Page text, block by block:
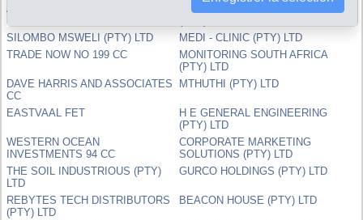
A L S DOZER HIRE RF (PTY) LTD
LA COURONNE INVESTMENTS
SILOMBO MSWELI (PTY) LTD
MEDI - CLINIC (PTY) LTD
TRADE NOW NO 199 CC
MONITORING SOUTH AFRICA
(PTY) LTD
DAVE HARRIS AND ASSOCIATES
CC
MTHUTHI (PTY) LTD
EASTVAAL FET
H E GENERAL ENGINEERING
(PTY) LTD
WESTERN OCEAN
INVESTMENTS 94 CC
CORPORATE MARKETING
SOLUTIONS (PTY) LTD
THE SOIL INDUSTRIOUS (PTY)
LTD
GURCO HOLDINGS (PTY) LTD
REBYTES TECH DISTRIBUTORS
(PTY) LTD
BEACON HOUSE (PTY) LTD